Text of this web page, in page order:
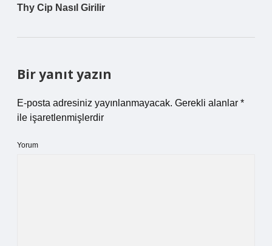
Thy Cip Nasıl Girilir
Bir yanıt yazın
E-posta adresiniz yayınlanmayacak. Gerekli alanlar *
ile işaretlenmişlerdir
Yorum